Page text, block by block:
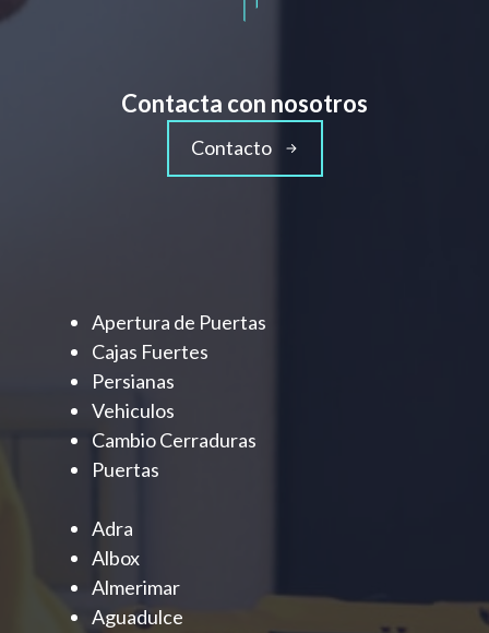
Contacta con nosotros
Contacto
Apertura de Puertas
Cajas Fuertes
Persianas
Vehiculos
Cambio Cerraduras
Puertas
Adra
Albox
Almerimar
Aguadulce